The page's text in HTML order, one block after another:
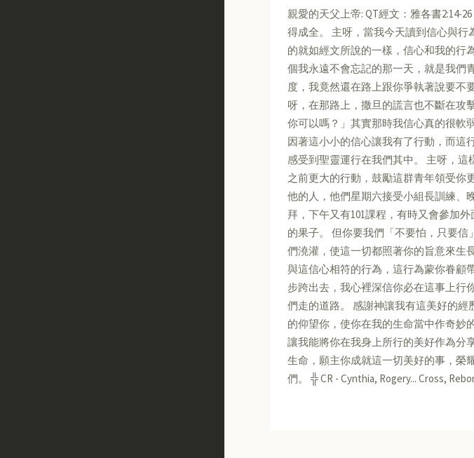
親愛的天父上帝: QT經文：雅各書2:14-
得成全。 主呀，當我今天讀到信心與
的就如經文所說的一樣，信心和我的行
個我永遠不會忘記的那一天，就是我們
度，我竟然還在路上跟你爭執著說要不
呀，在那路上，撒旦的謊言也不斷在攻
你可以嗎？」其實那時我信心真的很軟
因著這小小的信心讓我有了行動，而這
感受到聖靈運行在我們其中。 主呀，
之前更大的行動，鼓勵這群青年領受你
他的人，他們星期六接受小組長訓練、
拜，下午又有101課程，有時又會參加
的果子。 但你要我們「不要怕，只要
們澆灌，使這一切都照著你的旨意來生
與這信心相符的行為，這行為蒙你眷顧
步跨出去，我心裡深信你必在這事上行
們走的道路。 感謝神讓我有這美好的
的仰望你，使你在我的生命當中作奇妙
讓我能將你在我身上所行的美好作為分
生命，願主你成就這一切美好的事，榮
們。 ╬ CR - Cynthia, Rogery... Cross,